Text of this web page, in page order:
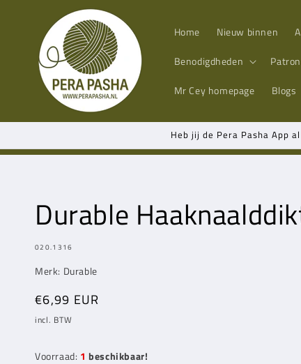
content Home Nieuw binnen
Benodigdheden
Mr Cey homepage Blogs
Heb jij de Pera Pasha App
Durable
MODEL:
020.1316
Merk: Durable
Normale
prijs
€6,99 EUR
incl. BTW
Voorraad: 1 beschikbaar!